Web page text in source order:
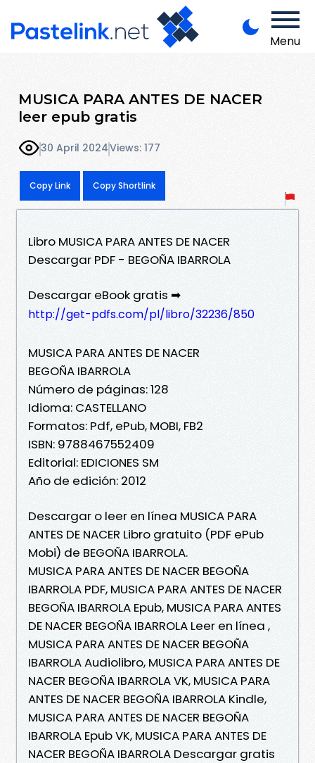
Menu
MUSICA PARA ANTES DE NACER
leer epub gratis
30 April 2024Views: 177
Copy Link Copy Shortlink
Libro MUSICA PARA ANTES DE NACER
Descargar PDF - BEGOÑA IBARROLA
Descargar eBook gratis ➡
http://get-pdfs.com/pl/libro/32236/850
MUSICA PARA ANTES DE NACER
BEGOÑA IBARROLA
Número de páginas: 128
Idioma: CASTELLANO
Formatos: Pdf, ePub, MOBI, FB2
ISBN: 9788467552409
Editorial: EDICIONES SM
Año de edición: 2012
Descargar o leer en línea MUSICA PARA
ANTES DE NACER Libro gratuito (PDF ePub
Mobi) de BEGOÑA IBARROLA.
MUSICA PARA ANTES DE NACER BEGOÑA
IBARROLA PDF, MUSICA PARA ANTES DE NACER
BEGOÑA IBARROLA Epub, MUSICA PARA ANTES
DE NACER BEGOÑA IBARROLA Leer en línea ,
MUSICA PARA ANTES DE NACER BEGOÑA
IBARROLA Audiolibro, MUSICA PARA ANTES DE
NACER BEGOÑA IBARROLA VK, MUSICA PARA
ANTES DE NACER BEGOÑA IBARROLA Kindle,
MUSICA PARA ANTES DE NACER BEGOÑA
IBARROLA Epub VK, MUSICA PARA ANTES DE
NACER BEGOÑA IBARROLA Descargar gratis